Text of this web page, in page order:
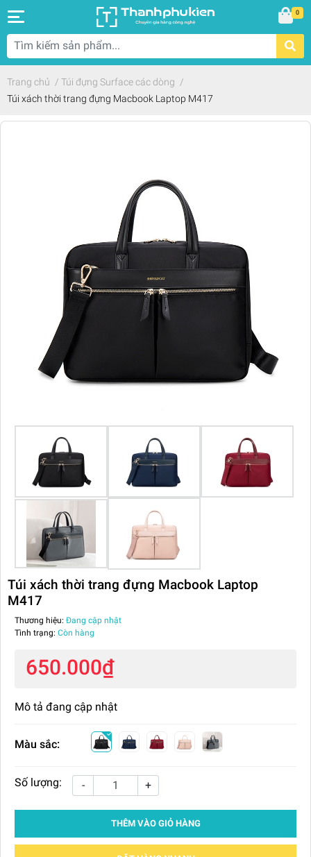
0
Trang chủ / Túi đựng Surface các dòng /
Túi xách thời trang đựng Macbook Laptop M417
Túi xách thời trang đựng Macbook Laptop
M417
Thương hiệu: Đang cập nhật
Tình trạng: Còn hàng
650.000₫
Mô tả đang cập nhật
Màu sắc:
Số lượng: - +
THÊM VÀO GIỎ HÀNG